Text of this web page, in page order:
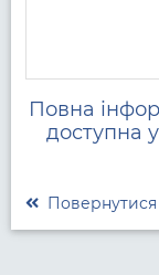
Повна
доступна
Повернутися